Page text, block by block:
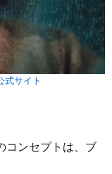
式サイト
コンセプトは、ブ